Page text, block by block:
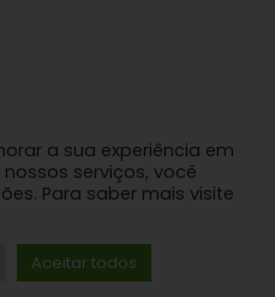
© 2024. Todos os
a sua experiência em
serviços, você
Para saber mais visite
Aceitar todos